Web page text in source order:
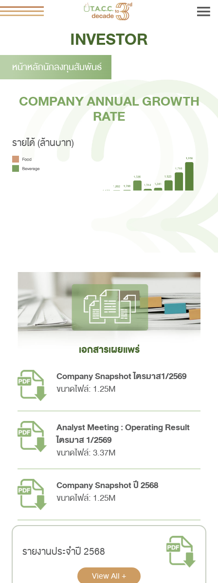
INVESTOR
หน้าหลักนักลงทุนสัมพันธ์
COMPANY ANNUAL GROWTH
RATE
รายได้ (ล้านบาท)
เอกสารเผยแพร่
Company Snapshot ไตรมาส1/2569
ขนาดไฟล์: 1.25M
Analyst Meeting : Operating Result
ไตรมาส 1/2569
ขนาดไฟล์: 3.37M
Company Snapshot ปี 2568
ขนาดไฟล์: 1.25M
รายงานประจำปี 2568
View All +